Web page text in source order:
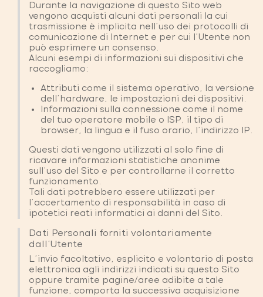
Durante la navigazione di questo Sito web
vengono acquisti alcuni dati personali la cui
trasmissione è implicita nell'uso dei protocolli di
comunicazione di Internet e per cui l’Utente non
può esprimere un consenso.
Alcuni esempi di informazioni sui dispositivi che
raccogliamo:
Attributi come il sistema operativo, la versione
dell'hardware, le impostazioni dei dispositivi.
Informazioni sulla connessione come il nome
del tuo operatore mobile o ISP, il tipo di
browser, la lingua e il fuso orario, l'indirizzo IP.
Questi dati vengono utilizzati al solo fine di
ricavare informazioni statistiche anonime
sull'uso del Sito e per controllarne il corretto
funzionamento.
Tali dati potrebbero essere utilizzati per
l'accertamento di responsabilità in caso di
ipotetici reati informatici ai danni del Sito.
Dati Personali forniti volontariamente
dall'Utente
L'invio facoltativo, esplicito e volontario di posta
elettronica agli indirizzi indicati su questo Sito
oppure tramite pagine/aree adibite a tale
funzione, comporta la successiva acquisizione